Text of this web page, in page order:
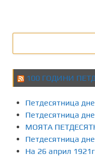
100 ГОДИНИ
Петдесятница
Петдесятница
МОЯТА
Петдесятница
На 26 април